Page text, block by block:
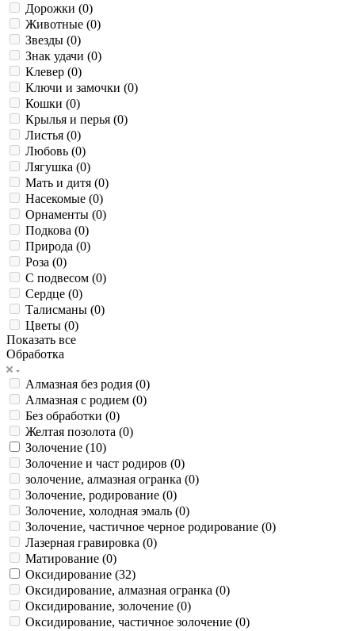
Дорожки (0)
Животные (0)
Звезды (0)
Знак удачи (0)
Клевер (0)
Ключи и замочки (0)
Кошки (0)
Крылья и перья (0)
Листья (0)
Любовь (0)
Лягушка (0)
Мать и дитя (0)
Насекомые (0)
Орнаменты (0)
Подкова (0)
Природа (0)
Роза (0)
С подвесом (0)
Сердце (0)
Талисманы (0)
Цветы (0)
Показать все
Обработка
Алмазная без родия (0)
Алмазная с родием (0)
Без обработки (0)
Желтая позолота (0)
Золочение (10)
Золочение и част родиров (0)
золочение, алмазная огранка (0)
Золочение, родирование (0)
Золочение, холодная эмаль (0)
Золочение, частичное черное родирование (0)
Лазерная гравировка (0)
Матирование (0)
Оксидирование (32)
Оксидирование, алмазная огранка (0)
Оксидирование, золочение (0)
Оксидирование, частичное золочение (0)